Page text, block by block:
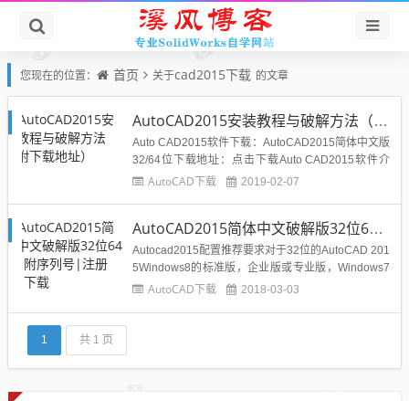
您现在的位置： 首页 关于cad2015下载 的文章
AutoCAD2015安装教程与破解方法（附下载地址）
Auto CAD2015软件下载：AutoCAD2015简体中文版
32/64位下载地址：点击下载Auto CAD2015软件介
绍：AutoCAD用于二维绘图、设计文档和基本三维设
便可以进行各种操作。在不...
AutoCAD下载 2019-02-07
AutoCAD2015简体中文破解版32位64位|附序列号|注册机|下载
Autocad2015配置推荐要求对于32位的AutoCAD 201
5Windows8的标准版，企业版或专业版，Windows7
企业版，旗舰版，专业版或家庭高级版的或Windows
AutoCAD下载 2018-03-03
1 共 1 页